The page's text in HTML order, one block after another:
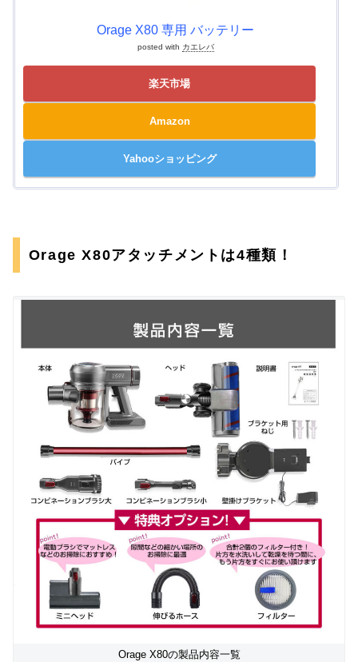
Orage X80 専用 バッテリー
posted with カエレバ
楽天市場
Amazon
Yahooショッピング
Orage X80アタッチメントは4種類！
Orage X80の製品内容一覧